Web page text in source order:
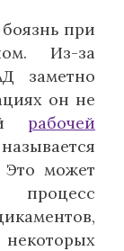
при
Из-за
заметно
он не
рабочей
Это может
процесс